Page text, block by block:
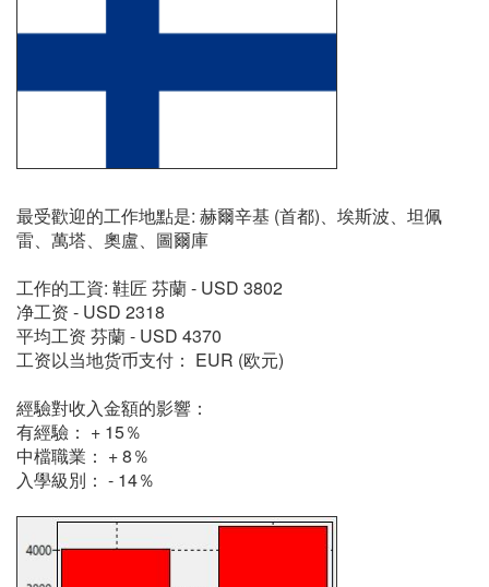
最受歡迎的工作地點是: 赫爾辛基 (首都)、埃斯波、坦佩
雷、萬塔、奧盧、圖爾庫
工作的工資: 鞋匠 芬蘭 - USD 3802
净工资 - USD 2318
平均工资 芬蘭 - USD 4370
工资以当地货币支付： EUR (欧元)
經驗對收入金額的影響：
有經驗： + 15％
中檔職業： + 8％
入學級別： - 14％